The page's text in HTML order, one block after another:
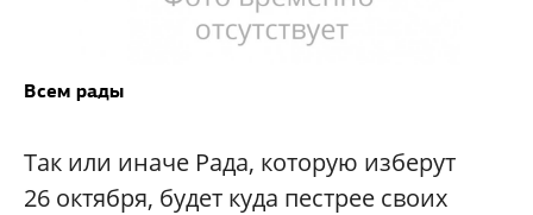
Всем рады
Так или иначе Рада, которую изберут
26 октября, будет куда пестрее своих